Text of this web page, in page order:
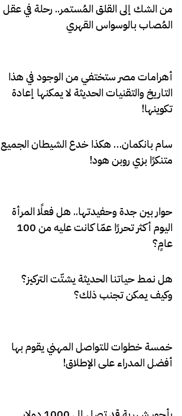
من الشك إلى القلق المُستمر.. رحلة في عقل
المُصاب بالوسواس القهري
أهرامات مصر ستختفي من الوجود في هذا
التاريخ والتقنيات الحديثة لا يمكنها إعادة
تكوينها!
سام بانكمان… هكذا خدع الشيطان الجميع
متنكرًا بزي روبن هود!
حوار بين جدة وحفيدتها.. هل فعلًا المرأة
اليوم أكثر تحررًا عمّا كانت عليه من 100
عامٍ؟
هل نمط حياتنا الحديثة يشتّت التركيز؟
وكيف يمكن تجنب ذلك؟
خمسة خطوات للتواصل المهني يقوم بها
أفضل المدراء على الإطلاق!